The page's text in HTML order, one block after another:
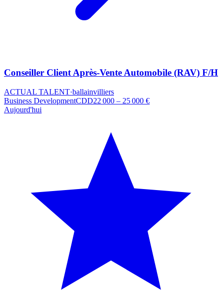
Conseiller Client Après-Vente Automobile (RAV) F/H
ACTUAL TALENT·ballainvilliers
Business DevelopmentCDD22 000 – 25 000 €
Aujourd'hui